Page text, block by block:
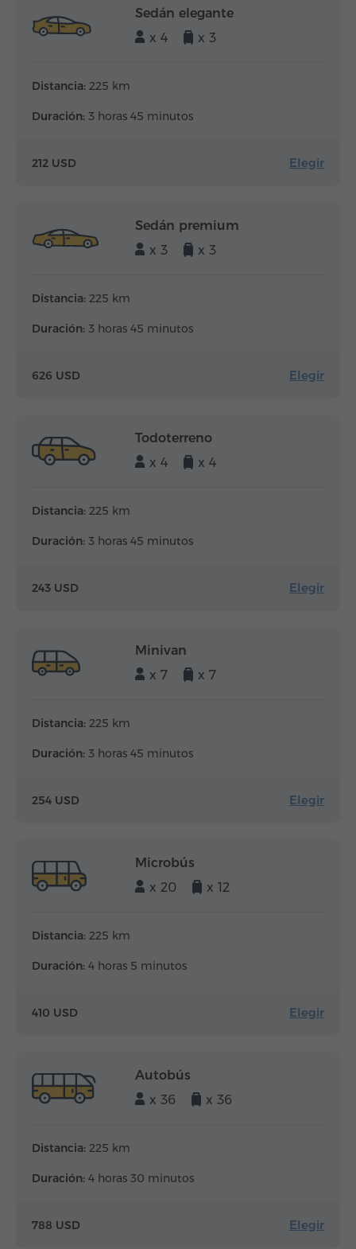
Sedán elegante
x 4
x 3
Distancia: 225 km
Duración: 3 horas 45 minutos
212 USD Elegir
Sedán premium
x 3
x 3
Distancia: 225 km
Duración: 3 horas 45 minutos
626 USD Elegir
Todoterreno
x 4
x 4
Distancia: 225 km
Duración: 3 horas 45 minutos
243 USD Elegir
Minivan
x 7
x 7
Distancia: 225 km
Duración: 3 horas 45 minutos
254 USD Elegir
Microbús
x 20
x 12
Distancia: 225 km
Duración: 4 horas 5 minutos
410 USD Elegir
Autobús
x 36
x 36
Distancia: 225 km
Duración: 4 horas 30 minutos
788 USD Elegir